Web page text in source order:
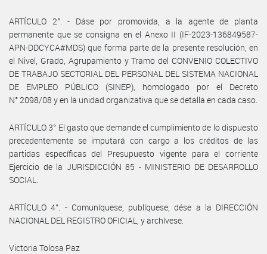
ARTÍCULO 2°. - Dáse por promovida, a la agente de planta
permanente que se consigna en el Anexo II (IF-2023-136849587-
APN-DDCYCA#MDS) que forma parte de la presente resolución, en
el Nivel, Grado, Agrupamiento y Tramo del CONVENIO COLECTIVO
DE TRABAJO SECTORIAL DEL PERSONAL DEL SISTEMA NACIONAL
DE EMPLEO PÚBLICO (SINEP), homologado por el Decreto
N° 2098/08 y en la unidad organizativa que se detalla en cada caso.
ARTÍCULO 3° El gasto que demande el cumplimiento de lo dispuesto
precedentemente se imputará con cargo a los créditos de las
partidas específicas del Presupuesto vigente para el corriente
Ejercicio de la JURISDICCIÓN 85 - MINISTERIO DE DESARROLLO
SOCIAL.
ARTÍCULO 4°. - Comuníquese, publíquese, dése a la DIRECCIÓN
NACIONAL DEL REGISTRO OFICIAL, y archívese.
Victoria Tolosa Paz